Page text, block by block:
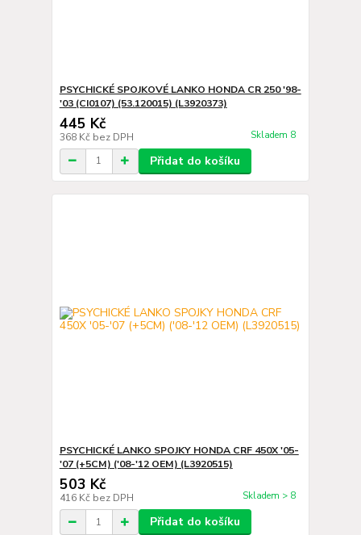
PSYCHICKÉ SPOJKOVÉ LANKO HONDA CR 250 '98-
'03 (CI0107) (53.120015) (L3920373)
445 Kč
368 Kč bez DPH Skladem 8
Přidat do košíku
PSYCHICKÉ LANKO SPOJKY HONDA CRF 450X '05-
'07 (+5CM) ('08-'12 OEM) (L3920515)
503 Kč
416 Kč bez DPH Skladem > 8
Přidat do košíku